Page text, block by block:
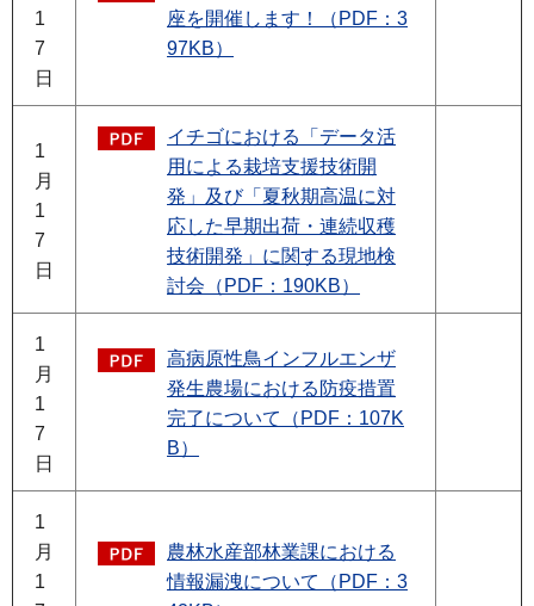
1
7
日
座を開催します！（PDF：3
97KB）
1
月
1
7
日
イチゴにおける「データ活
用による栽培支援技術開
発」及び「夏秋期高温に対
応した早期出荷・連続収穫
技術開発」に関する現地検
討会（PDF：190KB）
1
月
1
7
日
高病原性鳥インフルエンザ
発生農場における防疫措置
完了について（PDF：107K
B）
1
月
1
農林水産部林業課における
情報漏洩について（PDF：3